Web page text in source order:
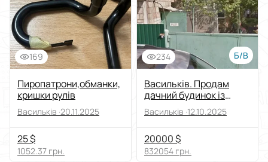
169
Пиропатрони,обманки,
кришки рулів
Васильків ·20.11.2025
25 $
1052.37 грн.
234 Б/В
Васильків. Продам
дачний будинок із
земельною ділянкою.
Васильків ·12.10.2025
20000 $
832054 грн.